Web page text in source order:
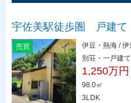
宇佐美駅徒歩圏 戸建て
売買
伊豆・熱海 /
別荘・一戸建て
1,250万円
98.0㎡
3LDK